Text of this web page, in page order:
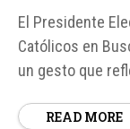
El Presidente
Católicos en
un gesto que
ha iniciado una
READ MORE